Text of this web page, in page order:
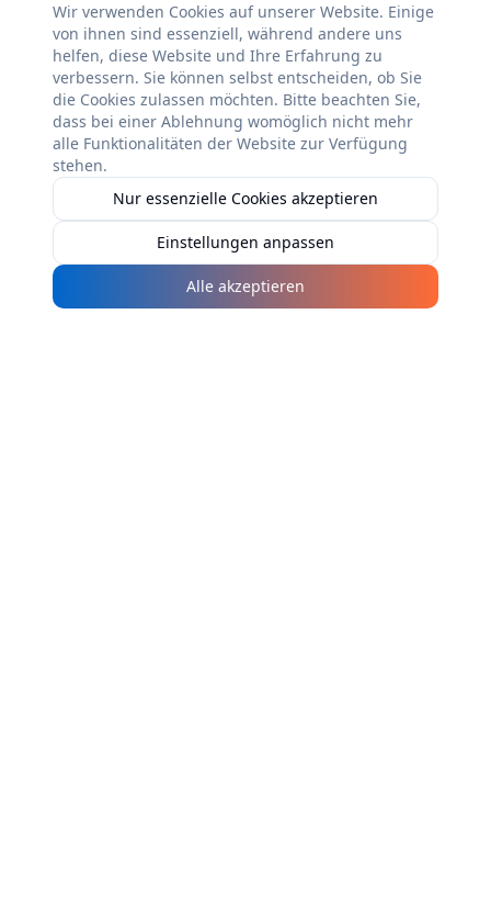
Wir verwenden Cookies auf unserer Website. Einige
von ihnen sind essenziell, während andere uns
helfen, diese Website und Ihre Erfahrung zu
verbessern. Sie können selbst entscheiden, ob Sie
die Cookies zulassen möchten. Bitte beachten Sie,
dass bei einer Ablehnung womöglich nicht mehr
alle Funktionalitäten der Website zur Verfügung
stehen.
Nur essenzielle Cookies akzeptieren
Einstellungen anpassen
Alle akzeptieren